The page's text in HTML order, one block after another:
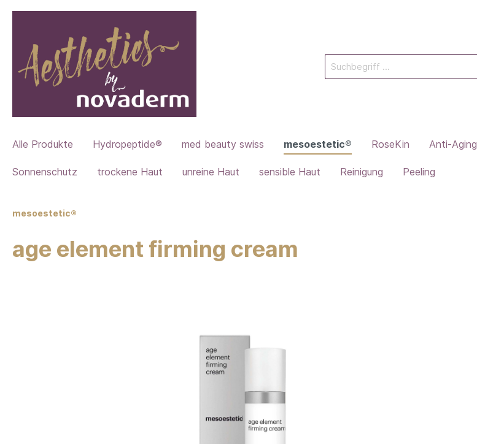
Alle Produkte Hydropeptide® med beauty swiss mesoestetic® RoseKin Anti-Aging
Sonnenschutz trockene Haut unreine Haut sensible Haut Reinigung Peeling
mesoestetic®
age element firming cream